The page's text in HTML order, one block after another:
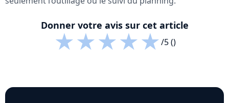
Donner votre avis sur cet article
★★★★★/5 ()